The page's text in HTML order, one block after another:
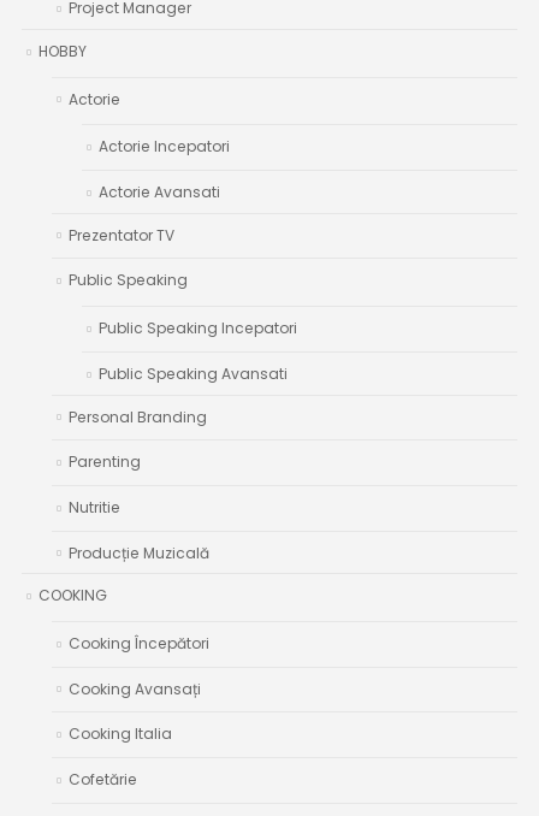
Project Manager
HOBBY
Actorie
Actorie Incepatori
Actorie Avansati
Prezentator TV
Public Speaking
Public Speaking Incepatori
Public Speaking Avansati
Personal Branding
Parenting
Nutritie
Producție Muzicală
COOKING
Cooking Începători
Cooking Avansați
Cooking Italia
Cofetărie